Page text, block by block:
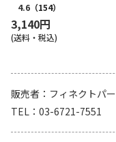
4.6 （154）
3,140円
(送料・税込)
販売者
フィネクトパ
TEL
03-6721-7551